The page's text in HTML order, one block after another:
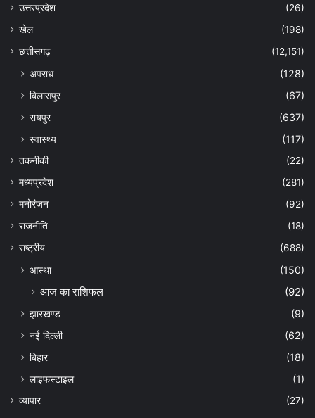
उत्तरप्रदेश
(26)
खेल
(198)
छत्तीसगढ़
(12,151)
अपराध
(128)
बिलासपुर
(67)
रायपुर
(637)
स्वास्थ्य
(117)
तकनीकी
(22)
मध्यप्रदेश
(281)
मनोरंजन
(92)
राजनीति
(18)
राष्ट्रीय
(688)
आस्था (150)
आज का राशिफल (92)
झारखण्ड
(9)
नई दिल्ली
(62)
बिहार
(18)
लाइफस्टाइल
(1)
व्यापार (27)